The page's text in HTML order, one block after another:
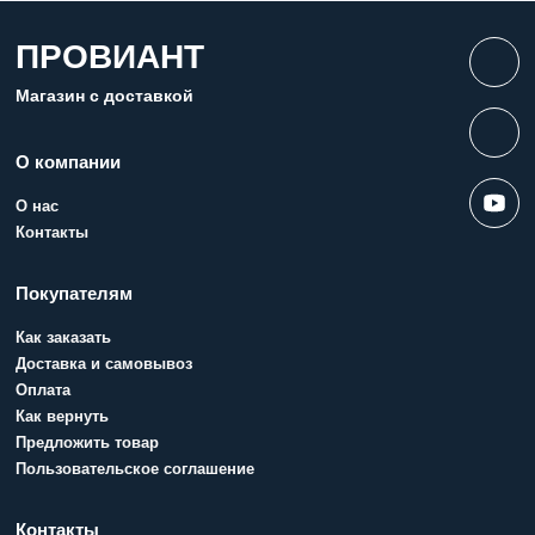
ПРОВИАНТ
Магазин с доставкой
О компании
О нас
Контакты
Покупателям
Как заказать
Доставка и самовывоз
Оплата
Как вернуть
Предложить товар
Пользовательское соглашение
Контакты